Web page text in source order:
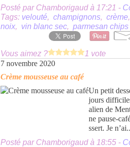
Posté par Chamborigaud à 17:21 -
Tags: velouté, champignons, crème,
noix, vin blanc sec, parmesan
Vous aimez ?
1 vote
7 novembre 2020
Crème mousseuse au café
Un petit
jours
alien de
ne pause-
ssert. Je
Posté par Chamborigaud à 18:55 -